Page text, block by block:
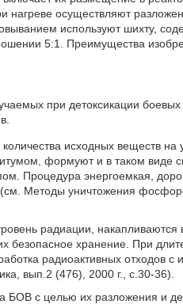
нагреве осуществляют
используют шихту,
5:1. Преимущества
при детоксикации
исходных веществ на
формуют и в таком виде
Процедура энергоемкая,
Методы уничтожения
радиации, накапливаются
хранение. При
радиоактивных отходов с
вып.2 (476), 2000 г., с.30-36).
БОВ с целью их разложения и